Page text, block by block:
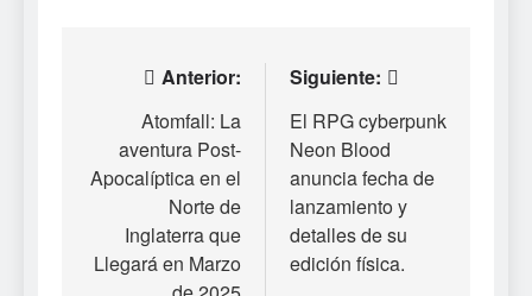
Navegación
entradas
Anterior:
Atomfall: La
aventura Post-
Apocalíptica en el
Norte de
Inglaterra que
Llegará en Marzo
Siguiente:
El RPG cyberpunk
Neon Blood
anuncia fecha de
lanzamiento y
detalles de su
edición física.